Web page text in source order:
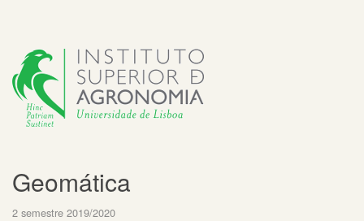
Geomática
2 semestre 2019/2020